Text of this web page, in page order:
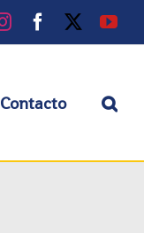
InstagramFacebook
Contacto